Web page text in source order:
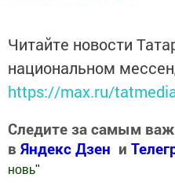
Читайте новости
национальном
https://max.ru/
Следите за самым
в Яндекс Дзен и
новь"